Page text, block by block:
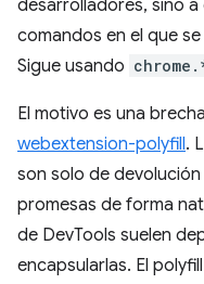
desarrolladores, sino
comandos en el que
Sigue usando
El motivo es una
webextension-polyfill.
son solo de
promesas de forma
de DevTools suelen
encapsularlas. El